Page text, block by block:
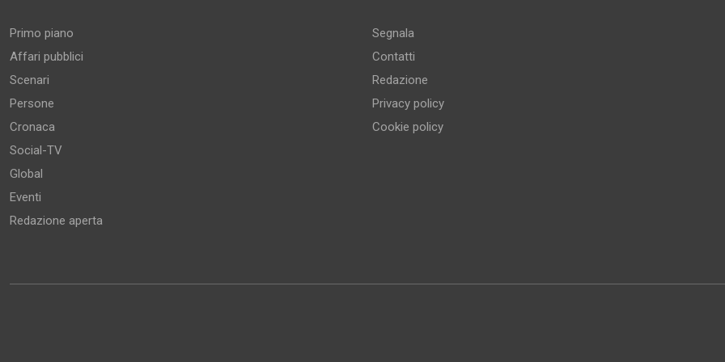
Primo piano
Affari pubblici
Scenari
Persone
Cronaca
Social-TV
Global
Eventi
Redazione aperta
Segnala
Contatti
Redazione
Privacy policy
Cookie policy